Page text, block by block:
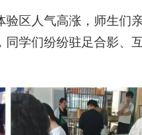
区人气高涨，师生们
学们纷纷驻足合影、